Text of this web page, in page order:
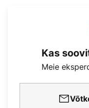
Kas
Meie